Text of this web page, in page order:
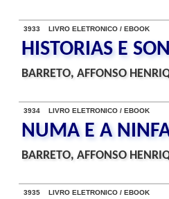
3933 LIVRO ELETRONICO / EBOOK
HISTORIAS E
BARRETO, AFFONSO
3934 LIVRO ELETRONICO / EBOOK
NUMA E A
BARRETO, AFFONSO
3935 LIVRO ELETRONICO / EBOOK